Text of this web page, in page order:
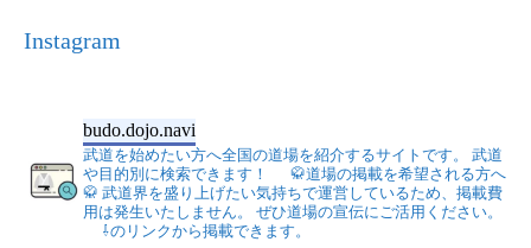
Instagram
budo.dojo.navi
武道を始めたい方へ全国の道場を紹介するサイトです。
武道
や目的別に検索できます！
🥋道場の掲載を希望される方へ
🥋 武道界を盛り上げたい気持ちで運営しているため、掲載費
用は発生いたしません。
ぜひ道場の宣伝にご活用ください。
⇩のリンクから掲載できます。